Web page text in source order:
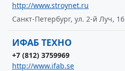
http://www.stroynet.ru
Санкт-Петербург, ул. 2-й Луч, 16
ИФАБ ТЕХНО
+7 (812) 3759969
http://www.ifab.se